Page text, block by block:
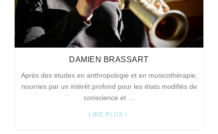
DAMIEN BRASSART
Après des études en anthropologie et en musicothérapie,
nourries par un intérêt profond pour les états modifiés de
conscience et …
LIRE PLUS